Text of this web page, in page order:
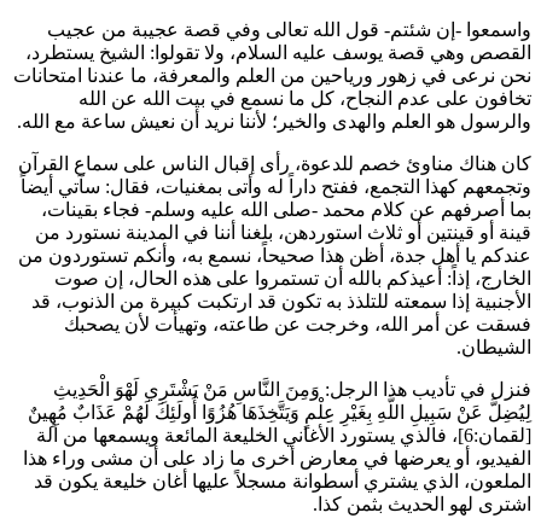
واسمعوا -إن شئتم- قول الله تعالى وفي قصة عجيبة من عجيب
القصص وهي قصة يوسف عليه السلام، ولا تقولوا: الشيخ يستطرد،
نحن نرعى في زهور ورياحين من العلم والمعرفة، ما عندنا امتحانات
تخافون على عدم النجاح، كل ما نسمع في بيت الله عن الله
والرسول هو العلم والهدى والخير؛ لأننا نريد أن نعيش ساعة مع الله.
كان هناك مناوئ خصم للدعوة، رأى إقبال الناس على سماع القرآن
وتجمعهم كهذا التجمع، ففتح داراً له وأتى بمغنيات، فقال: سآتي أيضاً
بما أصرفهم عن كلام محمد -صلى الله عليه وسلم- فجاء بقينات،
قينة أو قينتين أو ثلاث استوردهن، بلغنا أننا في المدينة نستورد من
عندكم يا أهل جدة، أظن هذا صحيحاً، نسمع به، وأنكم تستوردون من
الخارج، إذاً: أعيذكم بالله أن تستمروا على هذه الحال، إن صوت
الأجنبية إذا سمعته للتلذذ به تكون قد ارتكبت كبيرة من الذنوب، قد
فسقت عن أمر الله، وخرجت عن طاعته، وتهيأت لأن يصحبك
الشيطان.
فنزل في تأديب هذا الرجل: وَمِنَ النَّاسِ مَنْ يَشْتَرِي لَهْوَ الْحَدِيثِ
لِيُضِلَّ عَنْ سَبِيلِ اللَّهِ بِغَيْرِ عِلْمٍ وَيَتَّخِذَهَا هُزُوًا أُولَئِكَ لَهُمْ عَذَابٌ مُهِينٌ
[لقمان:6]، فالذي يستورد الأغاني الخليعة المائعة ويسمعها من آلة
الفيديو، أو يعرضها في معارض أخرى ما زاد على أن مشى وراء هذا
الملعون، الذي يشتري أسطوانة مسجلاً عليها أغان خليعة يكون قد
اشترى لهو الحديث بثمن كذا.